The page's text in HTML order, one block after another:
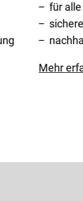
für
Mehr